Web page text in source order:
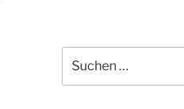
nach: